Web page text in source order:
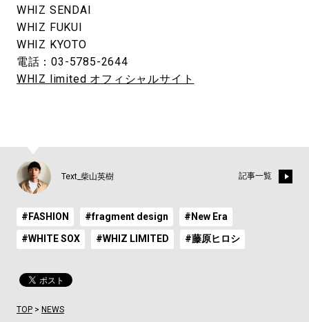
WHIZ SENDAI
WHIZ FUKUI
WHIZ KYOTO
電話：03-5785-2644
WHIZ limited オフィシャルサイト
Text_柴山英樹 記事一覧
#FASHION #fragment design #New Era
#WHITE SOX #WHIZ LIMITED #藤原ヒロシ
TOP> NEWS